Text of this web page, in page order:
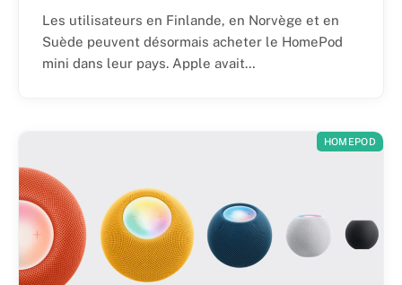
Les utilisateurs en Finlande, en Norvège et en
Suède peuvent désormais acheter le HomePod
mini dans leur pays. Apple avait…
HOMEPOD